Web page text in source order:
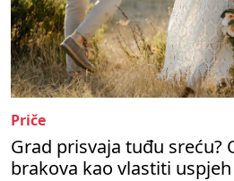
Priče
Grad prisvaja tuđu sreću?
brakova kao vlastiti uspjeh